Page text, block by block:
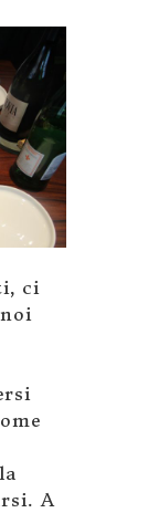
ci
A